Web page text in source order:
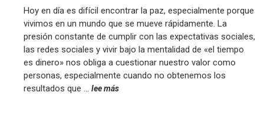
Hoy en día es difícil encontrar la paz, especialmente porque
vivimos en un mundo que se mueve rápidamente. La
presión constante de cumplir con las expectativas sociales,
las redes sociales y vivir bajo la mentalidad de «el tiempo
es dinero» nos obliga a cuestionar nuestro valor como
personas, especialmente cuando no obtenemos los
resultados que … lee más